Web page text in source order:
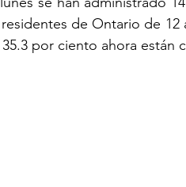
de Ontario de 12
por ciento ahora están